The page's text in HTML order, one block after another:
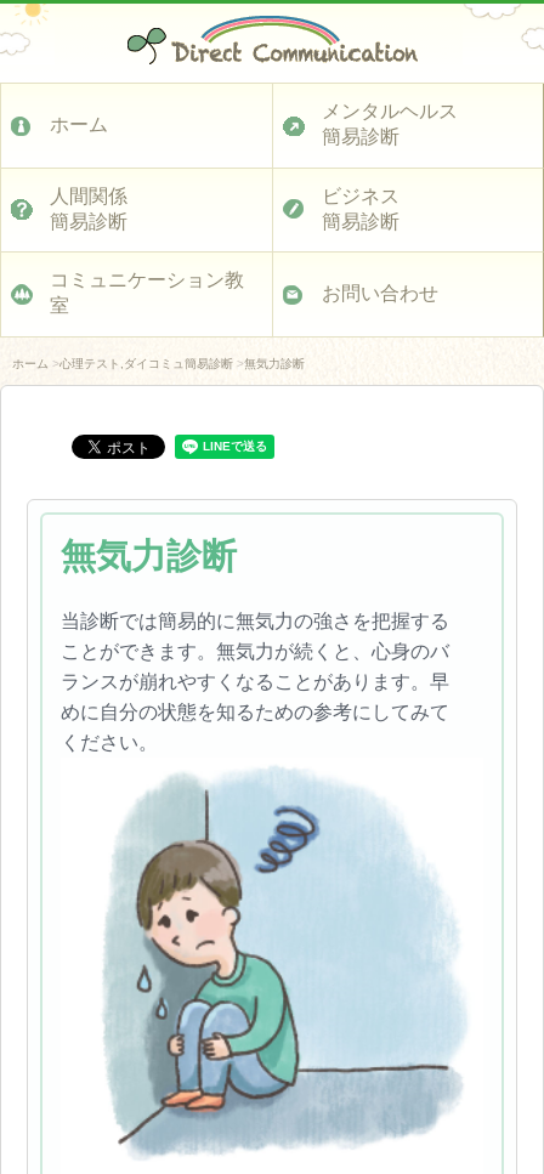
ホーム
メンタルヘルス
簡易診断
人間関係
簡易診断
ビジネス
簡易診断
コミュニケーション教
室
お問い合わせ
ホーム >心理テスト,ダイコミュ簡易診断 >無気力診断
無気力診断
当診断では簡易的に無気力の強さを把握する
ことができます。無気力が続くと、心身のバ
ランスが崩れやすくなることがあります。早
めに自分の状態を知るための参考にしてみて
ください。